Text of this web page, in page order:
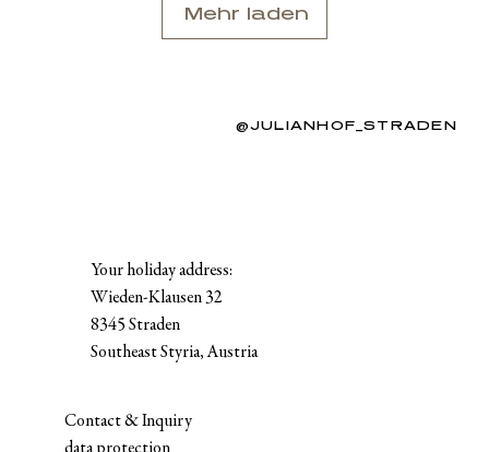
@JULIANHOF_STRADEN
Mehr laden
Your holiday address:
Wieden-Klausen 32
8345 Straden
Southeast Styria, Austria
Contact & Inquiry